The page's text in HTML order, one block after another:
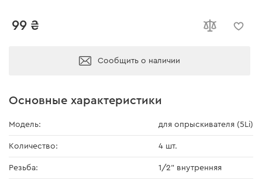
99 ₴
Сообщить о наличии
Основные характеристики
Модель: для опрыскивателя (5Li)
Количество: 4 шт.
Резьба: 1/2" внутренняя